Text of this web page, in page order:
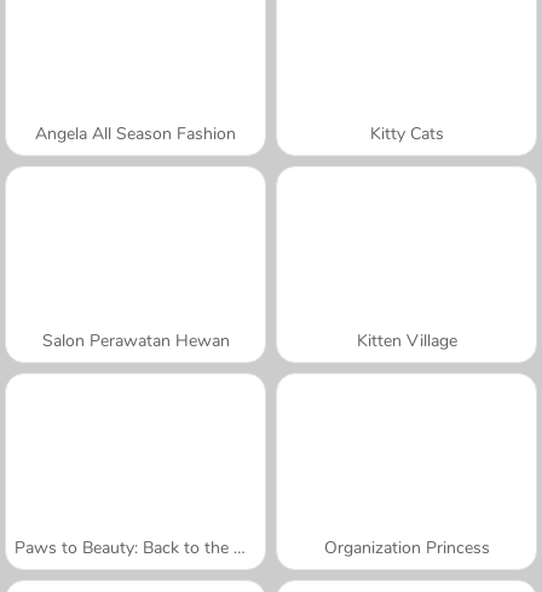
Angela All Season Fashion Kitty Cats
Salon Perawatan Hewan Kitten Village
Paws to Beauty: Back to the Wild Organization Princess